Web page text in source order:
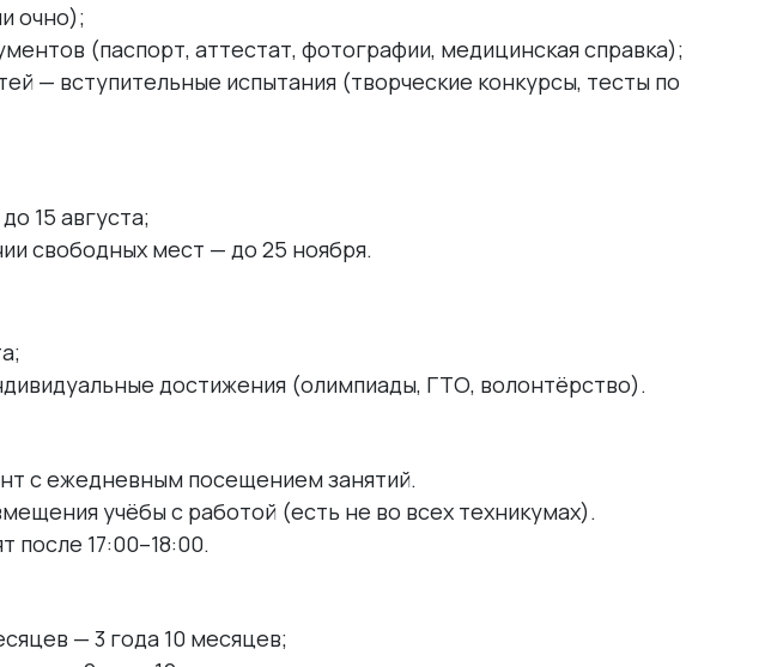
очно);
(паспорт, аттестат, фотографии, медицинская справка);
— вступительные испытания (творческие конкурсы, тесты по
15 августа;
свободных мест — до 25 ноября.
достижения (олимпиады, ГТО, волонтёрство).
с ежедневным посещением занятий.
учёбы с работой (есть не во всех техникумах).
после 17:00–18:00.
— 3 года 10 месяцев;